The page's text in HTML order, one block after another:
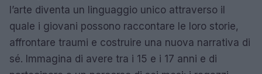
l’arte diventa un linguaggio unico attraverso il
quale i giovani possono raccontare le loro storie,
affrontare traumi e costruire una nuova narrativa di
sé. Immagina di avere tra i 15 e i 17 anni e di